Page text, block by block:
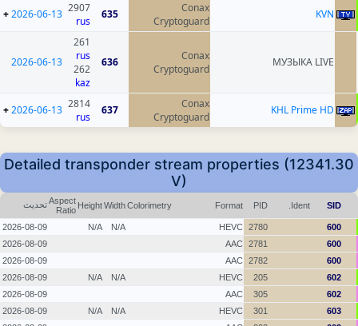
KVN
Conax
Cryptoguard
635
2907
rus
2026-06-13
+
МУЗЫКА LIVE
Conax
Cryptoguard
636
261
rus
262
kaz
2026-06-13
KHL Prime HD
Conax
Cryptoguard
637
2814
rus
2026-06-13
+
Detailed transponder stream properties (12341.30
V)
SID
Ident.
PID
Format
Colorimetry
Width
Height
Aspect
Ratio
تحديث
600
2780
HEVC
N/A
N/A
2026-08-09
600
2781
AAC
2026-08-09
600
2782
AAC
2026-08-09
602
205
HEVC
N/A
N/A
2026-08-09
602
305
AAC
2026-08-09
603
301
HEVC
N/A
N/A
2026-08-09